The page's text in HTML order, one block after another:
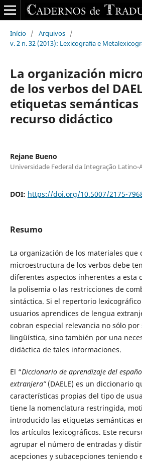
Início / Arquivos /
v. 2 n. 32 (2013): Lexicografia e
La organización
de los verbos del
etiquetas semánticas
recurso didáctico
Rejane Bueno
Universidade Federal da Integração Latino-
DOI: https://doi.org/10.5007/2175-
Resumo
La organización de los materiales que
microestructura de los verbos debe
diferentes aspectos inherentes a esta
la polisemia o las restricciones de
sintáctica. Si el repertorio
usuarios aprendices de lengua
cobran especial relevancia no sólo
lingüística, sino también por una
didáctica de tales informaciones.
El “Diccionario de aprendizaje del
extranjera”(DAELE) es un diccionario
características propias del tipo de
tiene la nomenclatura restringida,
introducido las etiquetas semánticas
los artículos lexicográficos. Este
agrupar el número de entradas y
acepciones y subacepciones teniendo